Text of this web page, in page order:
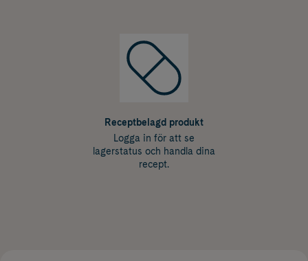
Receptbelagd produkt
Logga in för att se
lagerstatus och handla dina
recept.